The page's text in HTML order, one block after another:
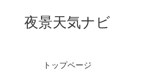
夜景天気ナビ
トップページ